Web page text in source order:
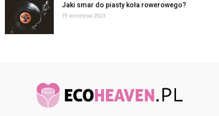
Jaki smar do piasty koła rowerowego?
19 września 2023